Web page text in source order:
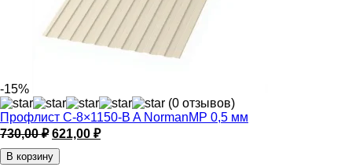
-15%
(0 отзывов)
Профлист С-8×1150-B A NormanMP 0,5 мм
730,00₽ Первоначальная
цена
составляла
621,00 ₽Текущая
В корзину